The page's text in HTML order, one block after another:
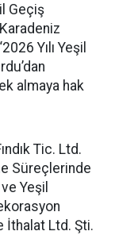
Geçiş
Yılı Yeşil
almaya hak
Tic. Ltd.
Süreçlerinde
Yeşil
İthalat Ltd. Şti.